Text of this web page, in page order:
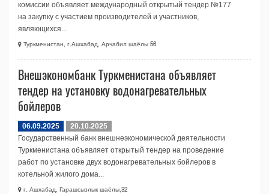
комиссии объявляет международный открытый тендер №177
на закупку с участием производителей и участников,
являющихся...
Туркменистан, г.Ашхабад, Арчабил шаёлы 56
Внешэкономбанк Туркменистана объявляет
тендер на установку водонагревательных
бойлеров
06.09.2025
20.10.2025
Государственный банк внешнеэкономической деятельности
Туркменистана объявляет открытый тендер на проведение
работ по установке двух водонагревательных бойлеров в
котельной жилого дома...
г. Ашхабад, Гарашсызлык шаёлы,32